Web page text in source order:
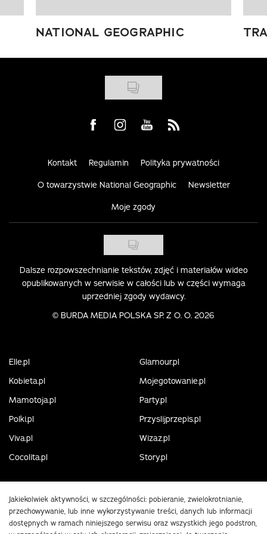
NATIONAL GEOGRAPHIC
Visit us on Facebook
Visit us on Instagram
Visit us on Youtube
Visit us on Rss
Kontakt Regulamin Polityka prywatności
O towarzystwie National Geographic Newsletter
Moje zgody
Dalsze rozpowszechnianie tekstów, zdjęć i materiałów wideo
opublikowanych w serwisie w całości lub w części wymaga
uprzedniej zgody wydawcy.
© BURDA MEDIA POLSKA SP. Z O. O. 2026
Elle.pl
Glamour.pl
Kobieta.pl
Mojegotowanie.pl
Mamotoja.pl
Party.pl
Polki.pl
Przyslijprzepis.pl
Viva.pl
Wizaz.pl
Cocolita.pl
Story.pl
Jakiekolwiek aktywności, w szczególności: pobieranie, zwielokrotnianie,
przechowywanie, lub inne wykorzystywanie treści, danych lub informacji
dostępnych w ramach niniejszego serwisu oraz wszystkich jego podstron,